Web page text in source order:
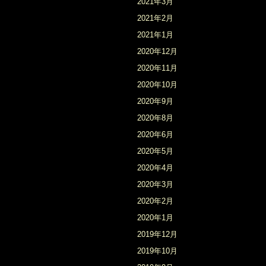
2021年2月
2021年1月
2020年12月
2020年11月
2020年10月
2020年9月
2020年8月
2020年6月
2020年5月
2020年4月
2020年3月
2020年2月
2020年1月
2019年12月
2019年10月